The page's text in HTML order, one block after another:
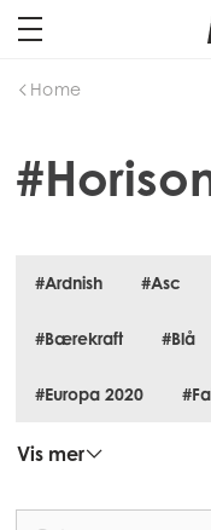
Home
#Ardnish #Asc
#Bærekraft #Blå
#Europa 2020
Vis mer